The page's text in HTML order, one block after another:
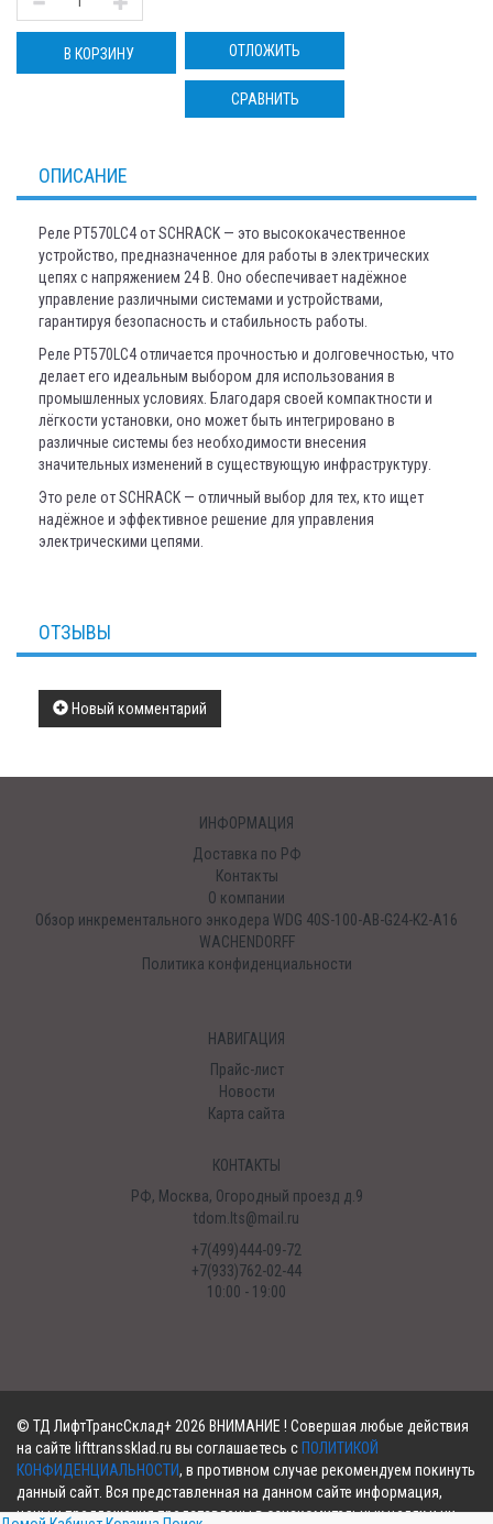
В КОРЗИНУ ОТЛОЖИТЬ
СРАВНИТЬ
ОПИСАНИЕ
Реле PT570LC4 от SCHRACK — это высококачественное
устройство, предназначенное для работы в электрических
цепях с напряжением 24 В. Оно обеспечивает надёжное
управление различными системами и устройствами,
гарантируя безопасность и стабильность работы.
Реле PT570LC4 отличается прочностью и долговечностью, что
делает его идеальным выбором для использования в
промышленных условиях. Благодаря своей компактности и
лёгкости установки, оно может быть интегрировано в
различные системы без необходимости внесения
значительных изменений в существующую инфраструктуру.
Это реле от SCHRACK — отличный выбор для тех, кто ищет
надёжное и эффективное решение для управления
электрическими цепями.
ОТЗЫВЫ
Новый комментарий
ИНФОРМАЦИЯ
Доставка по РФ
Контакты
О компании
Обзор инкрементального энкодера WDG 40S-100-AB-G24-K2-A16
WACHENDORFF
Политика конфиденциальности
НАВИГАЦИЯ
Прайс-лист
Новости
Карта сайта
КОНТАКТЫ
РФ, Москва, Огородный проезд д.9
tdom.lts@mail.ru
+7(499)444-09-72
+7(933)762-02-44
10:00 - 19:00
© ТД ЛифтТрансСклад+ 2026 ВНИМАНИЕ ! Совершая любые действия
на сайте lifttranssklad.ru вы соглашаетесь с ПОЛИТИКОЙ
КОНФИДЕНЦИАЛЬНОСТИ, в противном случае рекомендуем покинуть
данный сайт. Вся представленная на данном сайте информация,
цены и предложения представлены в ознакомительных целях и ни